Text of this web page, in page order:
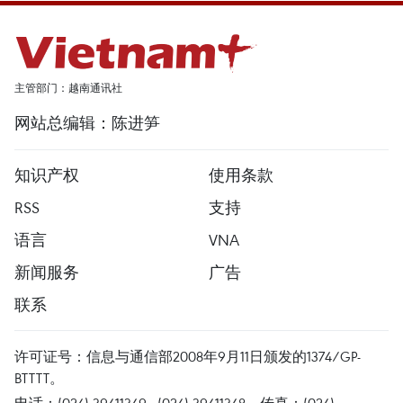
主管部门：越南通讯社
网站总编辑：陈进笋
知识产权
使用条款
RSS
支持
语言
VNA
新闻服务
广告
联系
许可证号：信息与通信部2008年9月11日颁发的1374/GP-
BTTTT。